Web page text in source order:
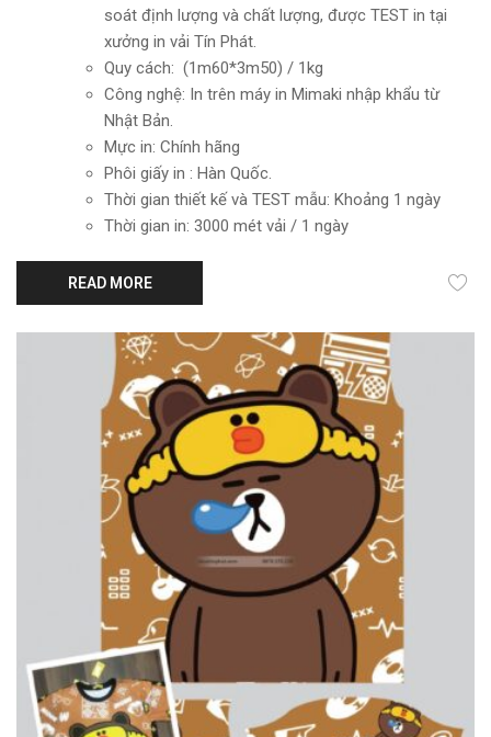
soát định lượng và chất lượng, được TEST in tại
xưởng in vải Tín Phát.
Quy cách: (1m60*3m50) / 1kg
Công nghệ: In trên máy in Mimaki nhập khẩu từ
Nhật Bản.
Mực in: Chính hãng
Phôi giấy in : Hàn Quốc.
Thời gian thiết kế và TEST mẫu: Khoảng 1 ngày
Thời gian in: 3000 mét vải / 1 ngày
READ MORE